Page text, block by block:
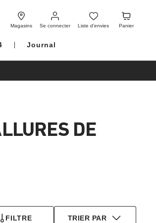
Magasins Se connecter
connecter
Liste d’envies
Liste
d’envies
Panier
Panier
Journal
DE
FILTRE TRIER PAR